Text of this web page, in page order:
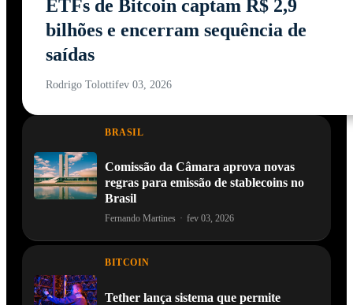
ETFs de Bitcoin captam R$ 2,9
bilhões e encerram sequência de
saídas
Rodrigo Tolottifev 03, 2026
BRASIL
Comissão da Câmara aprova novas
regras para emissão de stablecoins no
Brasil
Fernando Martines · fev 03, 2026
BITCOIN
Tether lança sistema que permite